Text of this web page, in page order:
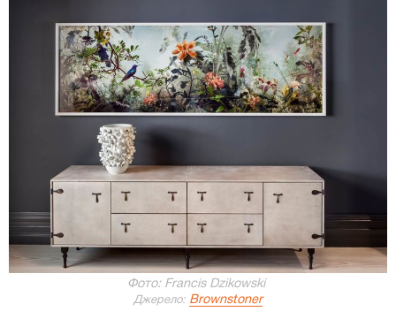
Фото: Francis Dzikowski
Джерело: Brownstoner